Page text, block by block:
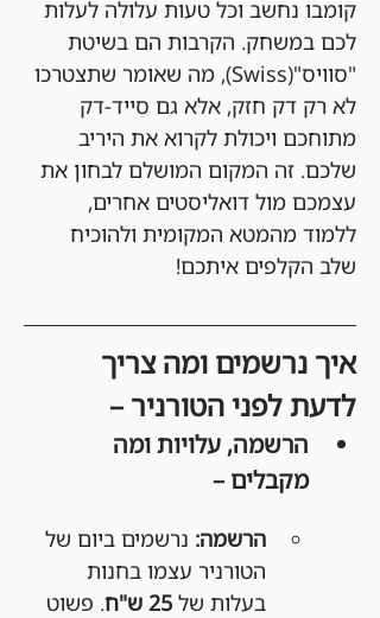
קומבו נחשב וכל טעות עלולה לעלות
לכם במשחק. הקרבות הם בשיטת
"סוויס"(Swiss), מה שאומר שתצטרכו
לא רק דק חזק, אלא גם סייד-דק
מתוחכם ויכולת לקרוא את היריב
שלכם. זה המקום המושלם לבחון את
עצמכם מול דואליסטים אחרים,
ללמוד מהמטא המקומית ולהוכיח
שלב הקלפים איתכם!
איך נרשמים ומה צריך
לדעת לפני הטורניר –
הרשמה, עלויות ומה
מקבלים –
הרשמה: נרשמים ביום של
הטורניר עצמו בחנות
בעלות של 25 ש"ח
. פשוט